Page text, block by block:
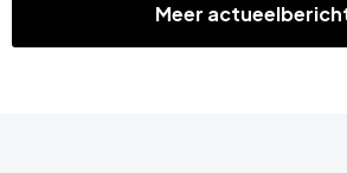
Meer